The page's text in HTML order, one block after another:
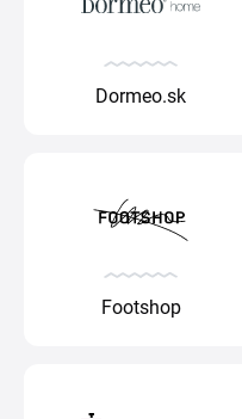
Dormeo.sk
Footshop